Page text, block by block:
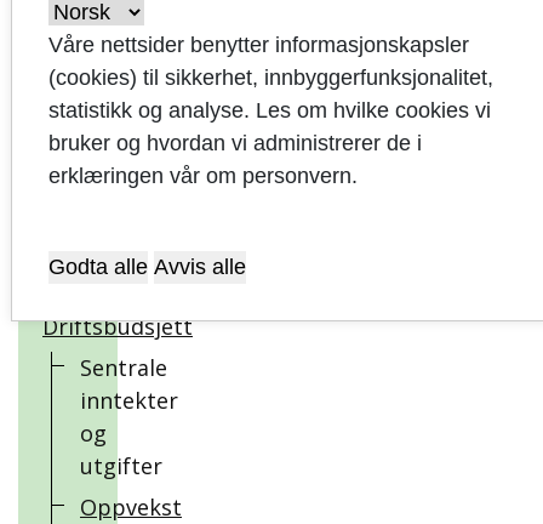
Økonomiske
måltall for
bærekraftig
utvikling
rammebetingelser
Driftsbudsjett
Sentrale
inntekter
og
utgifter
Oppvekst
Våre nettsider benytter informasjonskapsler
(cookies) til sikkerhet, innbyggerfunksjonalitet,
statistikk og analyse. Les om hvilke cookies vi
bruker og hvordan vi administrerer de i
erklæringen vår om personvern.
Godta alle Avvis alle